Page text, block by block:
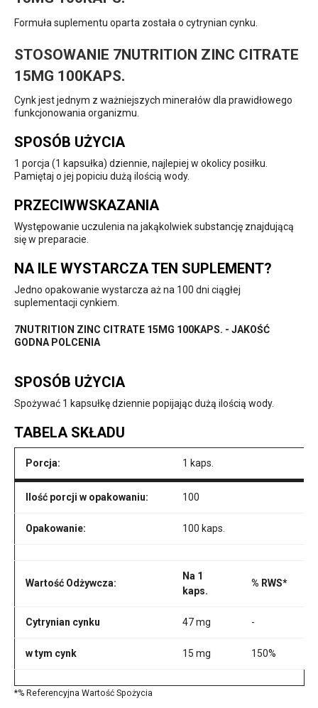
Formuła suplementu oparta została o cytrynian cynku.
STOSOWANIE 7NUTRITION ZINC CITRATE
15MG 100KAPS.
Cynk jest jednym z ważniejszych minerałów dla prawidłowego
funkcjonowania organizmu.
SPOSÓB UŻYCIA
1 porcja (1 kapsułka) dziennie, najlepiej w okolicy posiłku.
Pamiętaj o jej popiciu dużą ilością wody.
PRZECIWWSKAZANIA
Występowanie uczulenia na jakąkolwiek substancję znajdującą
się w preparacie.
NA ILE WYSTARCZA TEN SUPLEMENT?
Jedno opakowanie wystarcza aż na 100 dni ciągłej
suplementacji cynkiem.
7NUTRITION ZINC CITRATE 15MG 100KAPS. - JAKOŚĆ
GODNA POLCENIA
SPOSÓB UŻYCIA
Spożywać 1 kapsułkę dziennie popijając dużą ilością wody.
TABELA SKŁADU
Porcja: 1 kaps.
Ilość porcji w opakowaniu: 100
Opakowanie: 100 kaps.
Wartość Odżywcza:
Na 1
kaps.
% RWS*
Cytrynian cynku 47 mg -
w tym cynk 15 mg 150%
*% Referencyjna Wartość Spożycia